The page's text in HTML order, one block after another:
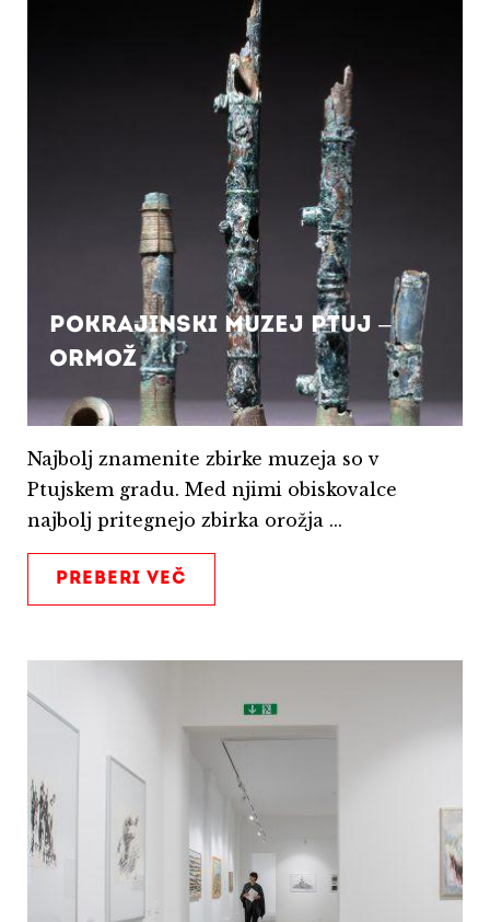
Pokrajinski muzej Ptuj –
Ormož
Najbolj znamenite zbirke muzeja so v
Ptujskem gradu. Med njimi obiskovalce
najbolj pritegnejo zbirka orožja ...
PREBERI VEČ